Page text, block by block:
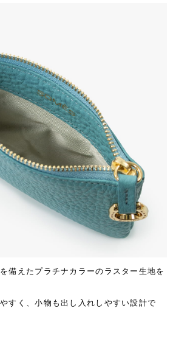
備えたプラチナカラーのラスター生地を
すく、小物も出し入れしやすい設計で